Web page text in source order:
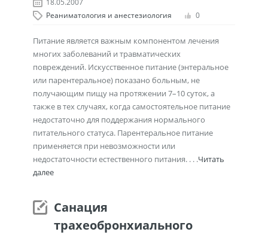
18.05.2007
Реаниматология и анестезиология
0
Питание является важным компонентом лечения
многих заболеваний и травматических
повреждений. Искусственное питание (энтеральное
или парентеральное) показано больным, не
получающим пищу на протяжении 7–10 суток, а
также в тех случаях, когда самостоятельное питание
недостаточно для поддержания нормального
питательного статуса. Парентеральное питание
применяется при невозможности или
недостаточности естественного питания. . . .Читать
далее
Санация
трахеобронхиального